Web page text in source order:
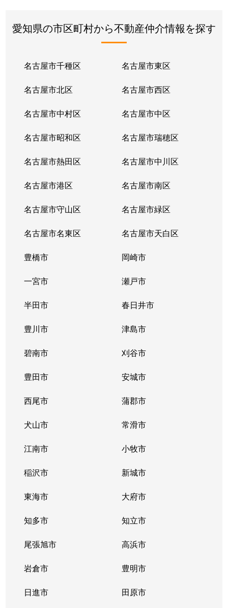
愛知県の市区町村から不動産仲介情報を探す
名古屋市千種区 名古屋市東区
名古屋市北区 名古屋市西区
名古屋市中村区 名古屋市中区
名古屋市昭和区 名古屋市瑞穂区
名古屋市熱田区 名古屋市中川区
名古屋市港区 名古屋市南区
名古屋市守山区 名古屋市緑区
名古屋市名東区 名古屋市天白区
豊橋市 岡崎市
一宮市 瀬戸市
半田市 春日井市
豊川市 津島市
碧南市 刈谷市
豊田市 安城市
西尾市 蒲郡市
犬山市 常滑市
江南市 小牧市
稲沢市 新城市
東海市 大府市
知多市 知立市
尾張旭市 高浜市
岩倉市 豊明市
日進市 田原市